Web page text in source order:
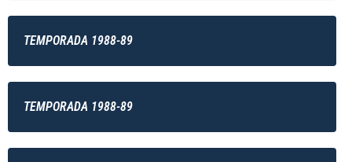
TEMPORADA 1988-89
TEMPORADA 1988-89